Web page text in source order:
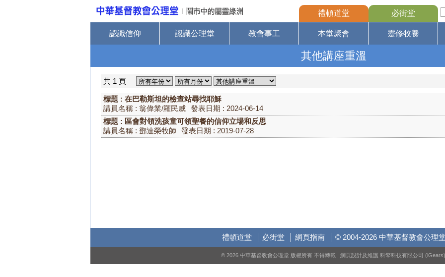
禮頓道堂 必街堂
認識信仰 認識公理堂 教會事工 本堂聚會 靈修牧養
其他講座重溫
共 1 頁
標題 : 在巴勒斯坦的檢查站尋找耶穌
講員名稱 : 翁偉業/羅民威 發表日期 : 2024-06-14
標題 : 區會對領洗孩童可領聖餐的信仰立場和反思
講員名稱 : 鄧達榮牧師
發表日期 : 2019-07-28
禮頓道堂 必街堂 網頁指南 © 2004-2026 中華基督教會公理
© 2026 中華基督教會公理堂 版權所有 不得轉載 網頁設計及維護 科擎科技有限公司 (iGears)